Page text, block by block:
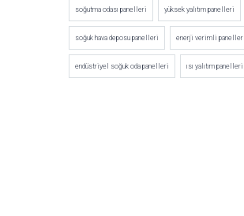
soğutma odası panelleri yüksek yalıtım panelleri
soğuk hava deposu panelleri enerji verimli paneller
endüstriyel soğuk oda panelleri ısı yalıtım panelleri